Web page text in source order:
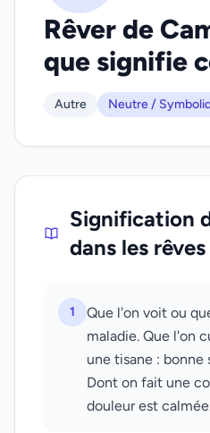
Rêver de
que signifie
Autre Neutre /
Signification
dans les rêves
1
Que l'on voit ou
maladie. Que l'on
une tisane : bonne
Dont on fait une
douleur est